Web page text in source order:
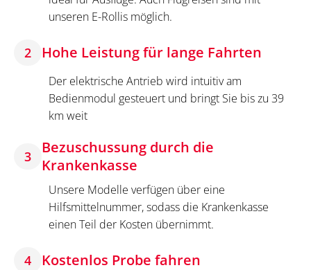
unseren E-Rollis möglich.
2 Hohe Leistung für lange Fahrten
Der elektrische Antrieb wird intuitiv am
Bedienmodul gesteuert und bringt Sie bis zu 39
km weit
3
Bezuschussung durch die
Krankenkasse
Unsere Modelle verfügen über eine
Hilfsmittelnummer, sodass die Krankenkasse
einen Teil der Kosten übernimmt.
4 Kostenlos Probe fahren